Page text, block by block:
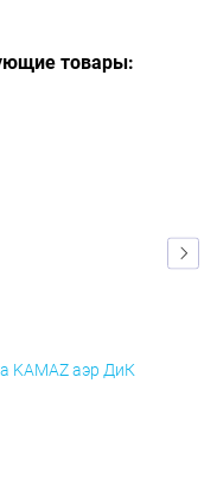
товары:
KAMAZ аэр ДиК